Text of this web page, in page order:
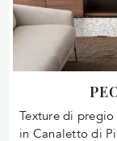
Texture di
in Canaletto di